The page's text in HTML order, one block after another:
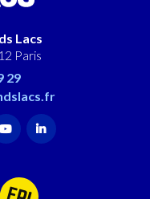
Lacs
Paris
29